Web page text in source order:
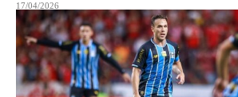
17/04/2026